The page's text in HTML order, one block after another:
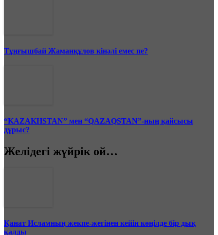
Тұңғышбай Жаманқұлов кінәлі емес пе?
“KAZAKHSTAN” мен “QAZAQSTAN”-ның қайсысы
дұрыс?
Желідегі жүйрік ой…
Қанат Исламның жекпе-жегінен кейін көңілде бір дық
қалды